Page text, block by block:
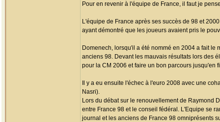
Pour en revenir à l'équipe de France, il faut je
L'équipe de France après ses succès de 98 et
ayant démontré que les joueurs avaient pris le
Domenech, lorsqu'il a été nommé en 2004 a fait le
anciens 98. Devant les mauvais résultats lors des
pour la CM 2006 et faire un bon parcours jusqu'en
Il y a eu ensuite l'échec à l'euro 2008 avec une
Nasri).
Lors du débat sur le renouvellement de Raymond
entre France 98 et le conseil fédéral. L'Equipe se
journal et les anciens de France 98 omniprésents